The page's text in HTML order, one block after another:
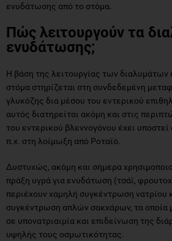
ενυδάτωσης από το στόμα.
Πώς λειτουργούν τα
ενυδάτωσης;
Η βάση της λειτουργίας των
στόμα στηρίζεται στη συνδεδεμένη
γλυκόζης δια μέσου του εντερικού
αυτός διατηρείται ακόμη και στις
του εντερικού βλεννογόνου έχει
π.χ. στη λοίμωξη από Ροταϊό.
Δυστυχώς, ακόμη και σήμερα
πράξη υγρά για ενυδάτωση (τσάϊ,
περιέχουν χαμηλή συγκέντρωση νατρίου
συγκέντρωση απλών σακχάρων, τα οποία
σε υπονατριαιμία και επιδείνωση της
υψηλής τους οσμωτικότητας.